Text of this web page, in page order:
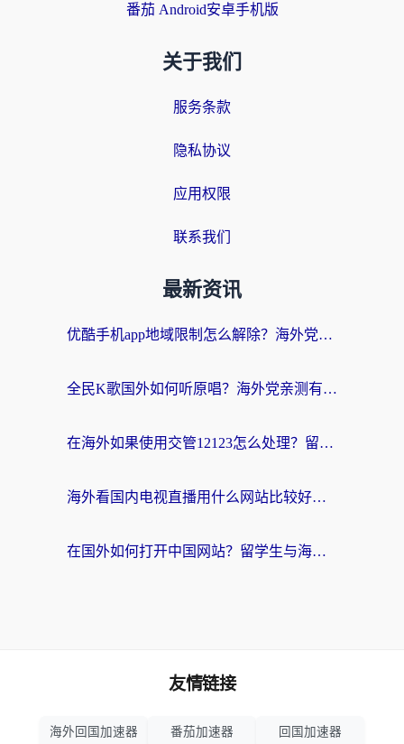
番茄 Android安卓手机版
关于我们
服务条款
隐私协议
应用权限
联系我们
最新资讯
优酷手机app地域限制怎么解除？海外党亲测有效的追剧方案
全民K歌国外如何听原唱？海外党亲测有效的回国加速器选择指南
在海外如果使用交管12123怎么处理？留学生亲测有效的回国加速方案
海外看国内电视直播用什么网站比较好？一篇解决你所有追剧难题的实用指南
在国外如何打开中国网站？留学生与海外华人的无缝访问指南
友情链接
海外回国加速器 番茄加速器 回国加速器